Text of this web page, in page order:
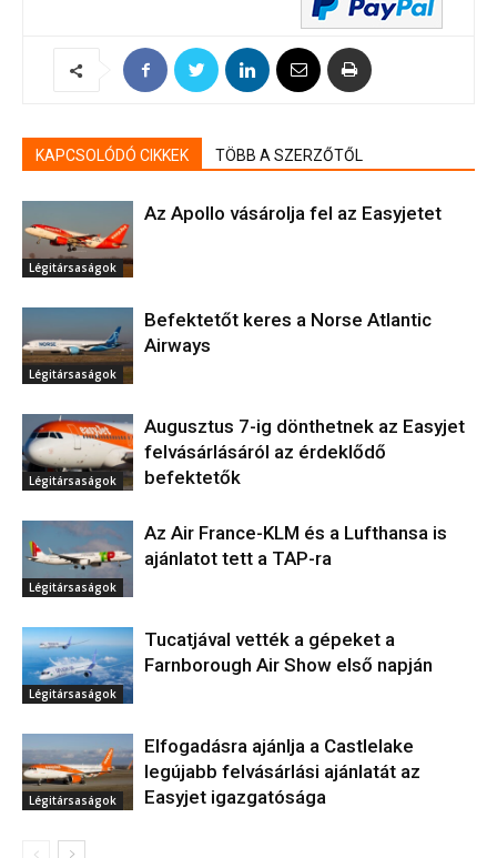
KAPCSOLÓDÓ CIKKEK TÖBB A SZERZŐTŐL
Légitársaságok
Az Apollo vásárolja fel az Easyjetet
Légitársaságok
Befektetőt keres a Norse Atlantic
Airways
Légitársaságok
Augusztus 7-ig dönthetnek az Easyjet
felvásárlásáról az érdeklődő
befektetők
Légitársaságok
Az Air France-KLM és a Lufthansa is
ajánlatot tett a TAP-ra
Légitársaságok
Tucatjával vették a gépeket a
Farnborough Air Show első napján
Légitársaságok
Elfogadásra ajánlja a Castlelake
legújabb felvásárlási ajánlatát az
Easyjet igazgatósága